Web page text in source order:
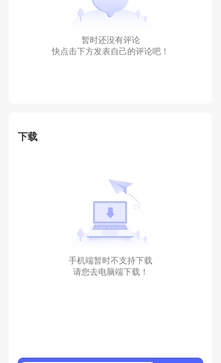
暂时还没有评论
快点击下方发表自己的评论吧！
下载
手机端暂时不支持下载
请您去电脑端下载！